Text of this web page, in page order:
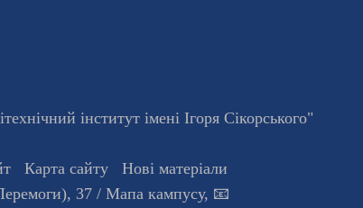
інститут імені Ігоря Сікорського"
Карта сайту
Нові матеріали
37 / Мапа кампусу, 📧